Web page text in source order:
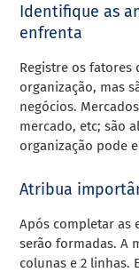
Identifique as
enfrenta
Registre os fatores
organização, mas
negócios.
mercado, etc; são
organização pode
Atribua
Após completar as
serão formadas. A
colunas e 2 linhas.